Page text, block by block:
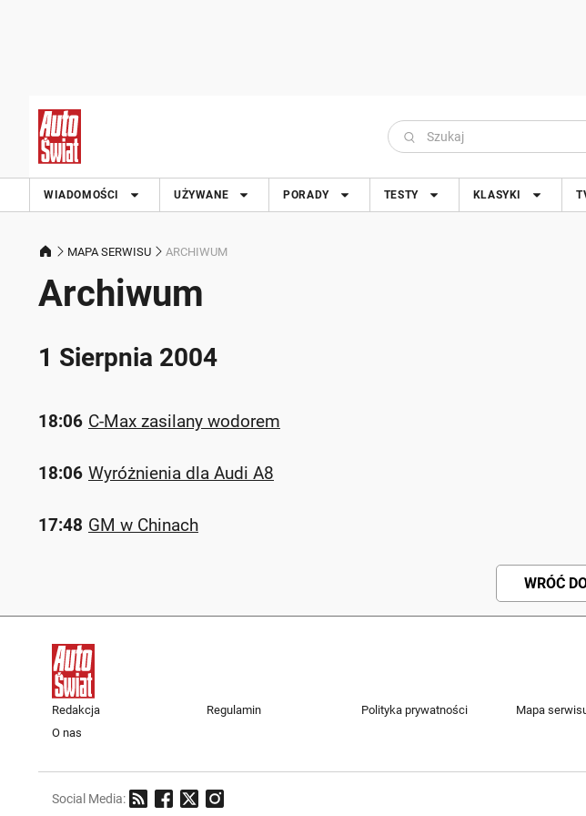
WIADOMOŚCI UŻYWANE PORADY TESTY KLASYKI
MAPA SERWISU ARCHIWUM
Archiwum
1 Sierpnia 2004
18:06 C-Max zasilany wodorem
18:06 Wyróżnienia dla Audi A8
17:48 GM w Chinach
WRÓĆ
Redakcja Regulamin Polityka prywatności Mapa
O nas
Social Media: